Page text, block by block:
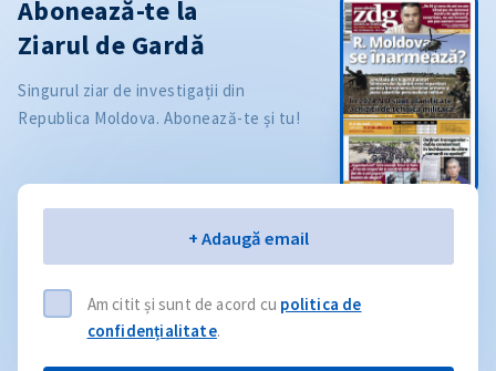
Abonează-te la
Ziarul de Gardă
Singurul ziar de investigații din
Republica Moldova. Abonează-te și tu!
+ Adaugă email
Am citit și sunt de acord cu politica de
confidențialitate.